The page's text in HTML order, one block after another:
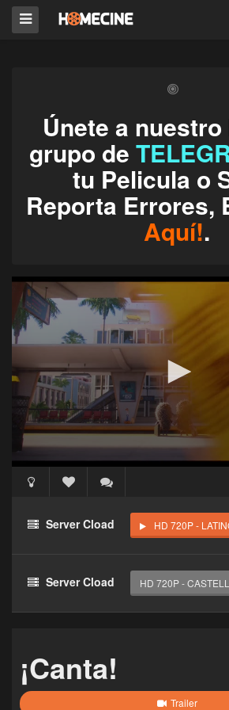
Únete a nuestro
grupo de
tu Pelicula o
Reporta Errores,
Aquí!.
Haz clic 3 veces en el botón para
reproductor
Clic 1 - Abrir primer
Server Cload HD 720P -
Server Cload HD 720P -
¡Canta!
Trailer